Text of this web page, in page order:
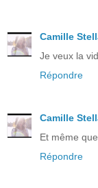
Camille
Je veux la
Répondre
Camille
Et même
Répondre